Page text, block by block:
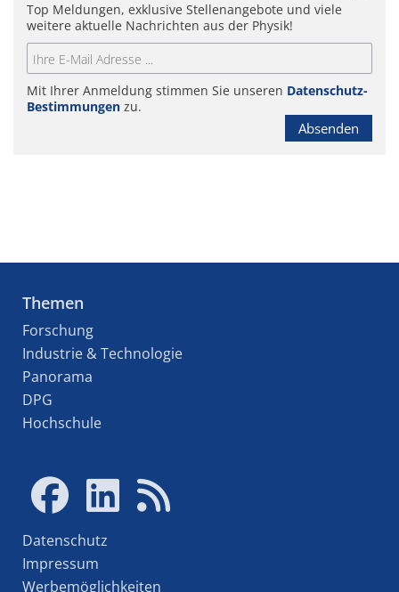
Top Meldungen, exklusive Stellenangebote und viele
weitere aktuelle Nachrichten aus der Physik!
Mit Ihrer Anmeldung stimmen Sie unseren Datenschutz-
Bestimmungen zu.
Absenden
Themen
Forschung
Industrie & Technologie
Panorama
DPG
Hochschule
Datenschutz
Impressum
Werbemöglichkeiten